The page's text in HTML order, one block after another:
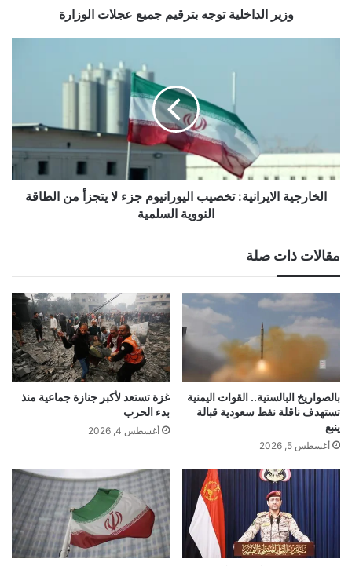
وزير الداخلية توجه بترقيم جميع عجلات الوزارة
الطاقة
النووية
الخارجية الايرانية: تخصيب اليورانيوم جزء لا يتجزأ من الطاقة
النووية السلمية
مقالات ذات صلة
بالصواريخ البالستية.. القوات اليمنية
تستهدف ناقلة نفط سعودية قبالة
ينبع
أغسطس 5, 2026
غزة تستعد لأكبر جنازة جماعية منذ
بدء الحرب
أغسطس 4, 2026